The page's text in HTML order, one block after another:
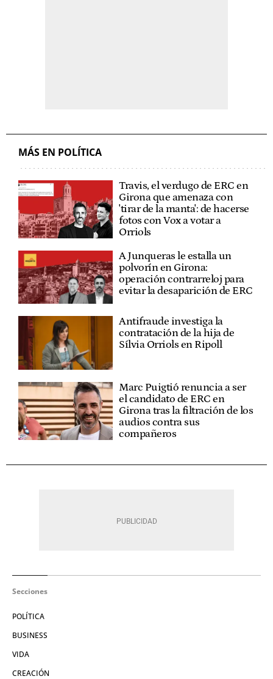
MÁS EN POLÍTICA
Travis, el verdugo de ERC en
Girona que amenaza con
'tirar de la manta': de hacerse
fotos con Vox a votar a
Orriols
A Junqueras le estalla un
polvorín en Girona:
operación contrarreloj para
evitar la desaparición de ERC
Antifraude investiga la
contratación de la hija de
Sílvia Orriols en Ripoll
Marc Puigtió renuncia a ser
el candidato de ERC en
Girona tras la filtración de los
audios contra sus
compañeros
Secciones
POLÍTICA
BUSINESS
VIDA
CREACIÓN